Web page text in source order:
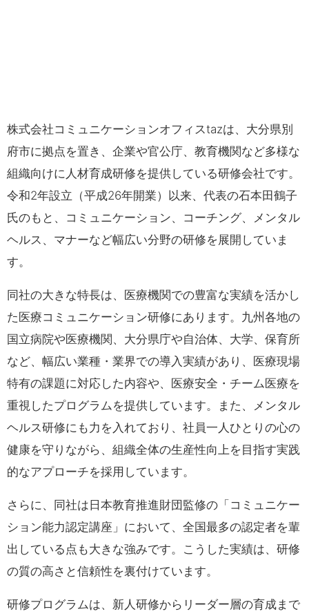
株式会社コミュニケーションオフィスtazは、大分県別
府市に拠点を置き、企業や官公庁、教育機関など多様な
組織向けに人材育成研修を提供している研修会社です。
令和2年設立（平成26年開業）以来、代表の石本田鶴子
氏のもと、コミュニケーション、コーチング、メンタル
ヘルス、マナーなど幅広い分野の研修を展開していま
す。
同社の大きな特長は、医療機関での豊富な実績を活かし
た医療コミュニケーション研修にあります。九州各地の
国立病院や医療機関、大分県庁や自治体、大学、保育所
など、幅広い業種・業界での導入実績があり、医療現場
特有の課題に対応した内容や、医療安全・チーム医療を
重視したプログラムを提供しています。また、メンタル
ヘルス研修にも力を入れており、社員一人ひとりの心の
健康を守りながら、組織全体の生産性向上を目指す実践
的なアプローチを採用しています。
さらに、同社は日本教育推進財団監修の「コミュニケー
ション能力認定講座」において、全国最多の認定者を輩
出している点も大きな強みです。こうした実績は、研修
の質の高さと信頼性を裏付けています。
研修プログラムは、新人研修からリーダー層の育成まで